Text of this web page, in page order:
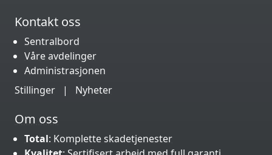
Kontakt oss
Sentralbord
Våre avdelinger
Administrasjonen
Stillinger | Nyheter
Om oss
Total: Komplette skadetjenester